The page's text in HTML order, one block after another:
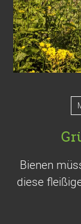
Bienen
diese